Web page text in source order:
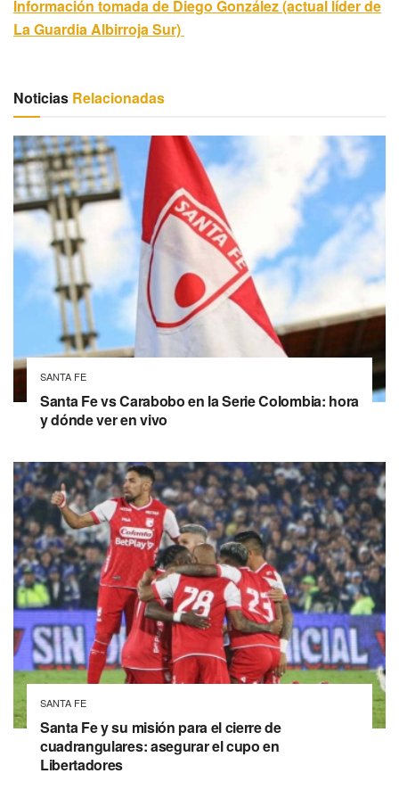
Información tomada de Diego González (actual líder de
La Guardia Albirroja Sur)
Noticias Relacionadas
SANTA FE
Santa Fe vs Carabobo en la Serie Colombia: hora
y dónde ver en vivo
SANTA FE
Santa Fe y su misión para el cierre de
cuadrangulares: asegurar el cupo en
Libertadores